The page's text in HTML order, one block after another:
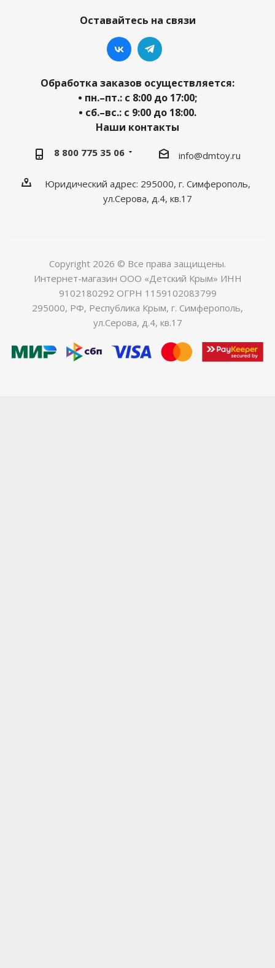
Оставайтесь на связи
Обработка заказов осуществляется:
• пн.–пт.: с 8:00 до 17:00;
• сб.–вс.: с 9:00 до 18:00.
Наши контакты
8 800 775 35 06 info@dmtoy.ru
Юридический адрес: 295000, г. Симферополь,
ул.Серова, д.4, кв.17
Copyright 2026 © Все права защищены.
Интернет-магазин ООО «Детский Крым» ИНН
9102180292 ОГРН 1159102083799
295000, РФ, Республика Крым, г. Симферополь,
ул.Серова, д.4, кв.17